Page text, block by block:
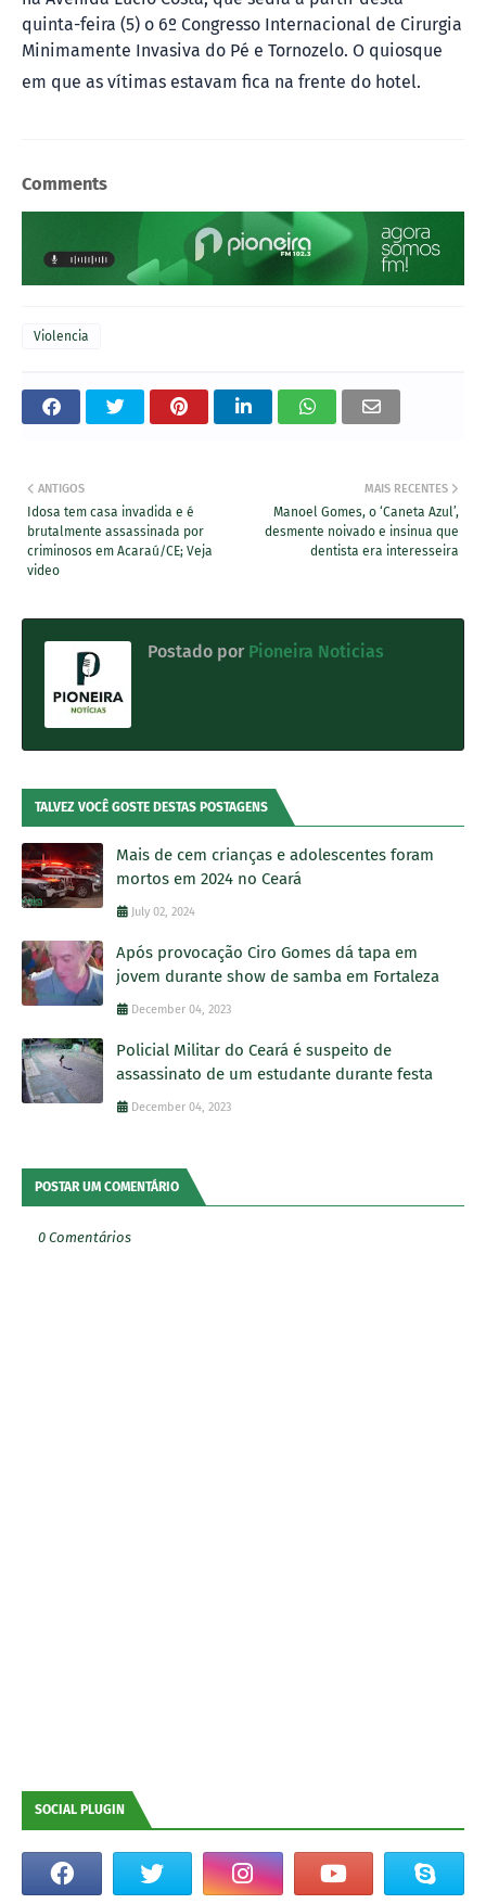
quinta-feira (5) o 6º Congresso Internacional de Cirurgia
Minimamente Invasiva do Pé e Tornozelo. O quiosque
em que as vítimas estavam fica na frente do hotel.
Comments
Violencia
MAIS RECENTES
Manoel Gomes, o ‘Caneta Azul’,
desmente noivado e insinua que
dentista era interesseira
ANTIGOS
Idosa tem casa invadida e é
brutalmente assassinada por
criminosos em Acaraú/CE; Veja
video
Postado por Pioneira Noticias
TALVEZ VOCÊ GOSTE DESTAS POSTAGENS
Mais de cem crianças e adolescentes foram
mortos em 2024 no Ceará
July 02, 2024
Após provocação Ciro Gomes dá tapa em
jovem durante show de samba em Fortaleza
December 04, 2023
Policial Militar do Ceará é suspeito de
assassinato de um estudante durante festa
December 04, 2023
POSTAR UM COMENTÁRIO
0 Comentários
SOCIAL PLUGIN